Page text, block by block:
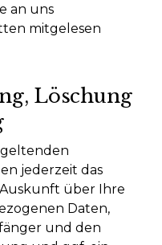
an uns
mitgelesen
Löschung
geltenden
jederzeit das
über Ihre
Daten,
und den